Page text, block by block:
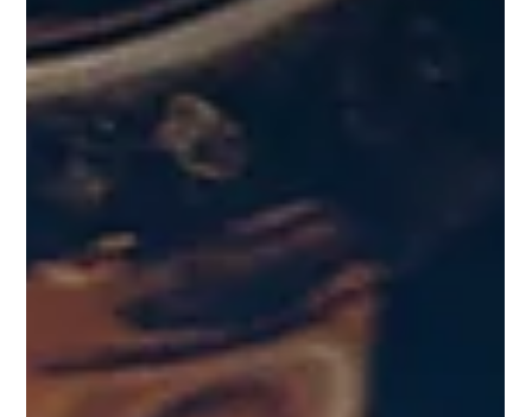
Couleurs du Thé
23 janv. 2025
3 min de lecture
Guide essentiel du Rooibos